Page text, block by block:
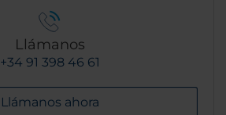
Llámanos
+34 91 398 46 61
Llámanos ahora